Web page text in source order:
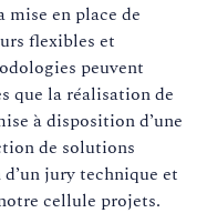
en place de
flexibles et
peuvent
que la réalisation de
à disposition d’une
de solutions
jury technique et
cellule projets.